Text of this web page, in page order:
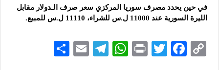
في حين يحدد مصرف سوريا المركزي سعر صرف الـدولار مقابل
الليرة السورية عند 11000 ل.س للشراء، 11110 ل.س للمبيع.
C
F
T
P
W
Te
E